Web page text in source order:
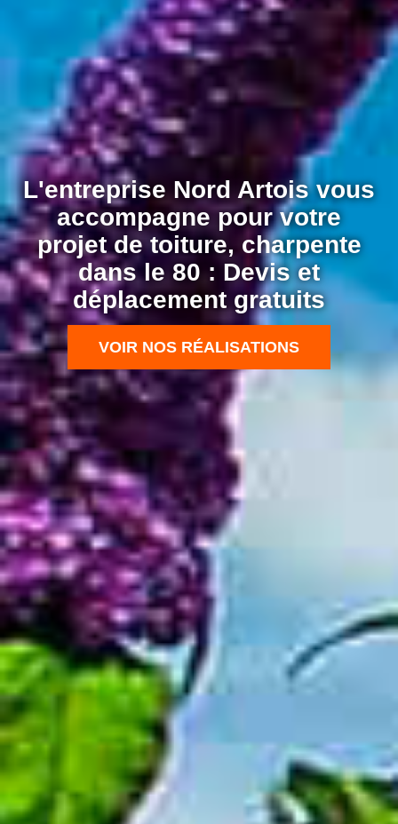
L'entreprise Nord Artois vous
accompagne pour votre
projet de toiture, charpente
dans le 80 : Devis et
déplacement gratuits
VOIR NOS RÉALISATIONS